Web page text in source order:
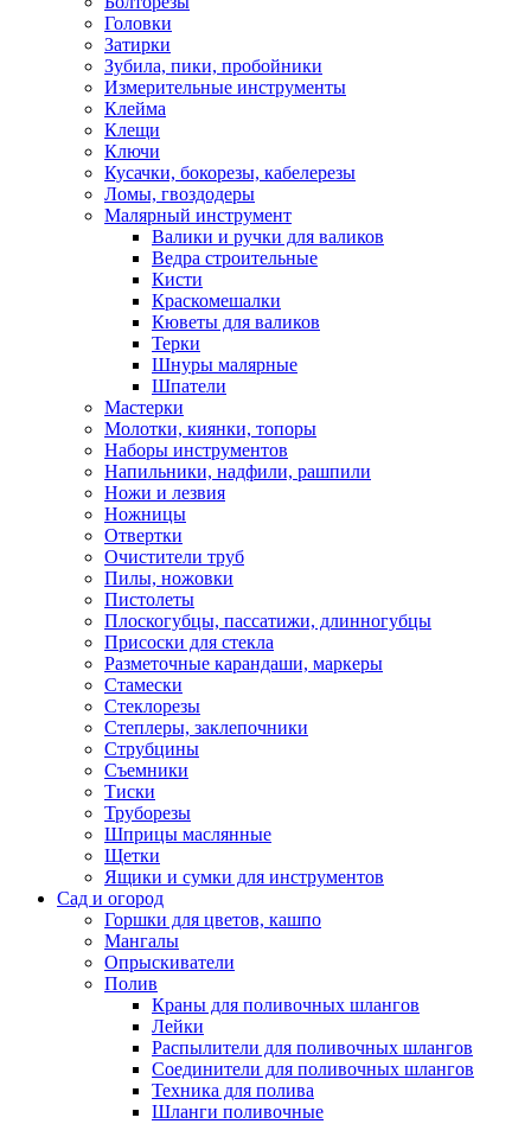
Головки
Затирки
Зубила, пики, пробойники
Измерительные инструменты
Клейма
Клещи
Ключи
Кусачки, бокорезы, кабелерезы
Ломы, гвоздодеры
Малярный инструмент
Валики и ручки для валиков
Ведра строительные
Кисти
Краскомешалки
Кюветы для валиков
Терки
Шнуры малярные
Шпатели
Мастерки
Молотки, киянки, топоры
Наборы инструментов
Напильники, надфили, рашпили
Ножи и лезвия
Ножницы
Отвертки
Очистители труб
Пилы, ножовки
Пистолеты
Плоскогубцы, пассатижи, длинногубцы
Присоски для стекла
Разметочные карандаши, маркеры
Стамески
Стеклорезы
Степлеры, заклепочники
Струбцины
Съемники
Тиски
Труборезы
Шприцы маслянные
Щетки
Ящики и сумки для инструментов
Сад и огород
Горшки для цветов, кашпо
Мангалы
Опрыскиватели
Полив
Краны для поливочных шлангов
Лейки
Распылители для поливочных шлангов
Соединители для поливочных шлангов
Техника для полива
Шланги поливочные